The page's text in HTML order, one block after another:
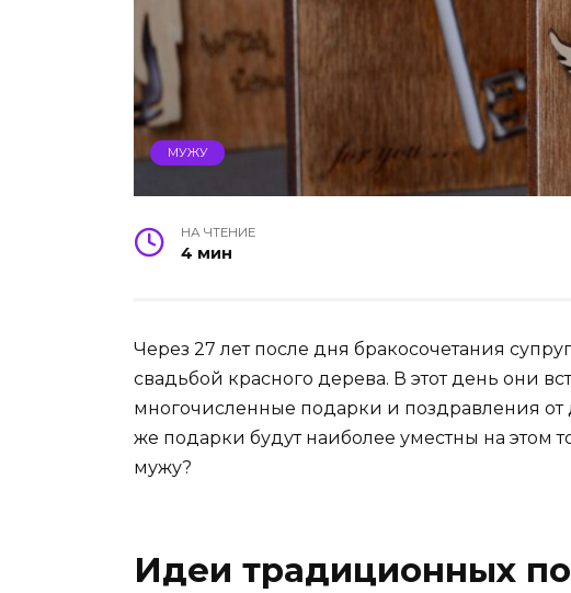
МУЖУ
НА ЧТЕНИЕ
4 мин
Через 27 лет после дня бракосочетания
свадьбой красного дерева. В этот день они
многочисленные подарки и поздравления от
же подарки будут наиболее уместны на этом
мужу?
Идеи традиционных